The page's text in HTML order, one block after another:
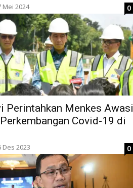
Mei 2024 0
Perintahkan Menkes Awasi
Covid-19 di
Des 2023 0